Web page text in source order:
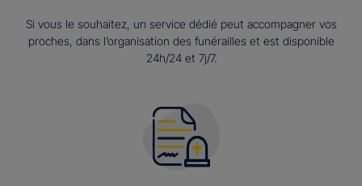
Si vous le souhaitez, un service dédié peut accompagner vos
proches, dans l’organisation des funérailles et est disponible
24h/24 et 7j/7.